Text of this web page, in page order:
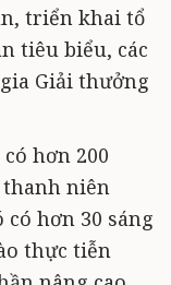
triển khai tổ
tiêu biểu, các
Giải thưởng
hơn 200
thanh niên
hơn 30 sáng
thực tiễn